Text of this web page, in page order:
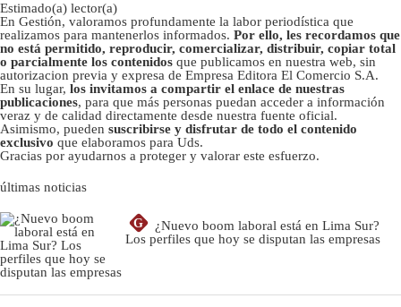
Estimado(a) lector(a)
En Gestión, valoramos profundamente la labor periodística que
realizamos para mantenerlos informados. Por ello, les recordamos que
no está permitido, reproducir, comercializar, distribuir, copiar total
o parcialmente los contenidos que publicamos en nuestra web, sin
autorizacion previa y expresa de Empresa Editora El Comercio S.A.
En su lugar, los invitamos a compartir el enlace de nuestras
publicaciones, para que más personas puedan acceder a información
veraz y de calidad directamente desde nuestra fuente oficial.
Asimismo, pueden suscribirse y disfrutar de todo el contenido
exclusivo que elaboramos para Uds.
Gracias por ayudarnos a proteger y valorar este esfuerzo.
últimas noticias
G
¿Nuevo boom laboral está en Lima Sur?
Los perfiles que hoy se disputan las empresas